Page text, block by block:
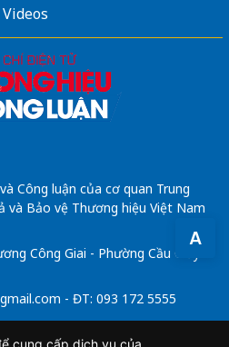
A
Videos
Công luận của cơ quan Trung
và Bảo vệ Thương hiệu Việt Nam
Công Giai - Phường Cầu Giấy -
- ĐT: 093 172 5555
cung cấp dịch vụ của